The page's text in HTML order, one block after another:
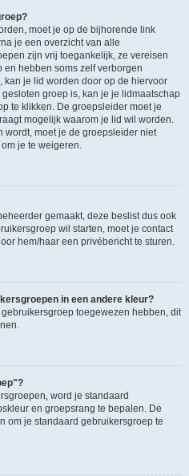
moet je op de bijhorende link
je een overzicht van alle
zijn vrij toegankelijk, ze vereisen
hebben soms zelf verborgen
kan je lid worden door op de hiervoor
groep is, kan je je lidmaatschap
te klikken. De groepsleider moet je
mogelijk waarom je lid wil worden.
wordt, moet je de groepsleider niet
je te weigeren.
gemaakt, deze beslist dus ook
wil starten, moet je contact
hem/haar een privébericht te sturen.
in een andere kleur?
toegewezen hebben, dit
word je standaard
en groepsrang te bepalen. De
om je standaard gebruikersgroep te